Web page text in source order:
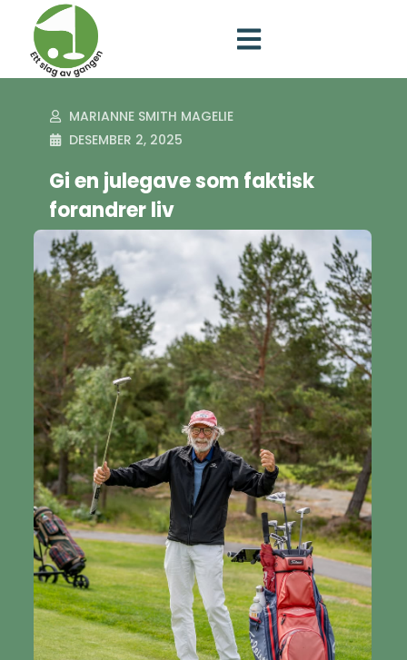
MARIANNE SMITH MAGELIE
DESEMBER 2, 2025
Gi en julegave som faktisk
forandrer liv